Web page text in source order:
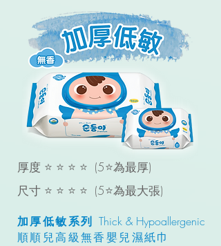
厚度 ⭐ ⭐ ⭐ ⭐ (5⭐為最厚)
尺寸 ⭐ ⭐ ⭐ ⭐ (5⭐為最大張)
加厚低敏系列 Thick & Hypoallergenic
順順兒高級無香嬰兒濕紙巾